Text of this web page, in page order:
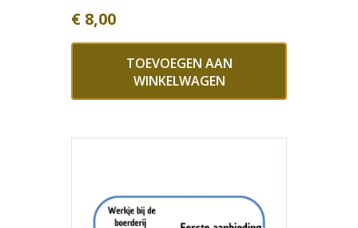
€ 8,00
TOEVOEGEN AAN
WINKELWAGEN